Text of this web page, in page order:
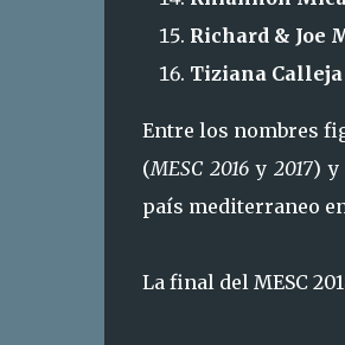
Richard & Joe
Tiziana
Entre los nombres
(MESC 2016y2017) y
país mediterraneo
La final del MESC